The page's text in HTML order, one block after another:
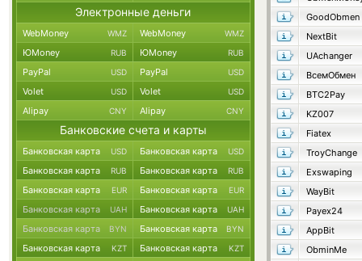
GoodObmen
NextBit
UAchanger
ВсемОбмен
BTC2Pay
KZ007
Fiatex
TroyChange
Exswaping
WayBit
Payex24
AppBit
ObminMe
Электронные деньги
WebMoney WMZ WebMoney WMZ
ЮMoney RUB ЮMoney RUB
PayPal USD PayPal USD
Volet USD Volet USD
Alipay CNY Alipay CNY
Банковские счета и карты
Банковская карта USD Банковская карта USD
Банковская карта RUB Банковская карта RUB
Банковская карта EUR Банковская карта EUR
Банковская карта UAH Банковская карта UAH
Банковская карта BYN Банковская карта BYN
Банковская карта KZT Банковская карта KZT